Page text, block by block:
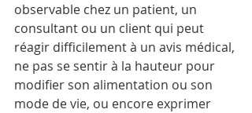
observable chez un patient, un
consultant ou un client qui peut
réagir difficilement à un avis médical,
ne pas se sentir à la hauteur pour
modifier son alimentation ou son
mode de vie, ou encore exprimer